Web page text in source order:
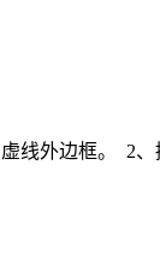
线外边框。 2